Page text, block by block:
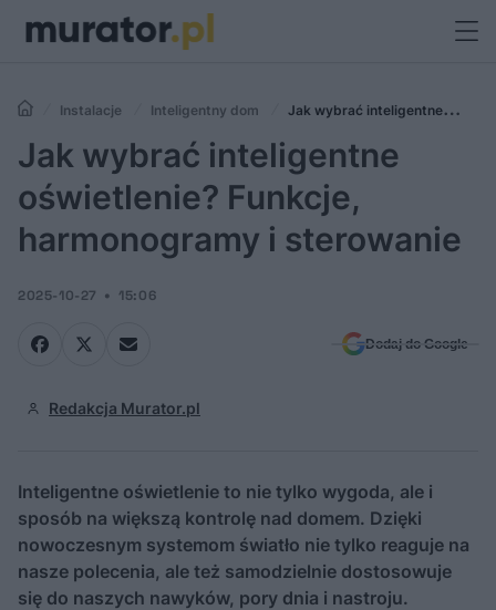
Instalacje Inteligentny dom
Jak wybrać inteligentne
oświetlenie? Funkcje, harmonogramy i sterowanie
Jak wybrać inteligentne
oświetlenie? Funkcje,
harmonogramy i sterowanie
2025-10-27 15:06
Dodaj do Google
Redakcja Murator.pl
Inteligentne oświetlenie to nie tylko wygoda, ale i
sposób na większą kontrolę nad domem. Dzięki
nowoczesnym systemom światło nie tylko reaguje na
nasze polecenia, ale też samodzielnie dostosowuje
się do naszych nawyków, pory dnia i nastroju.